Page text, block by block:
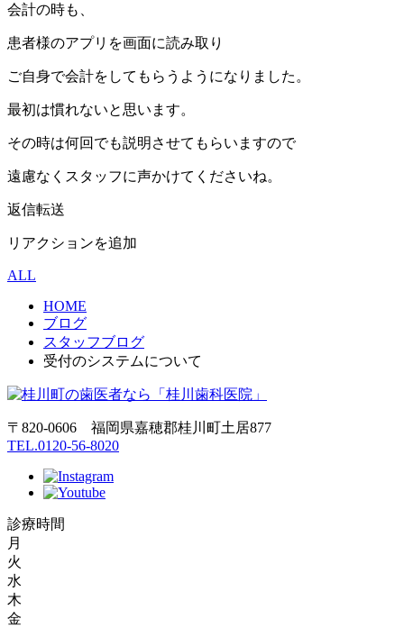
会計の時も、
患者様のアプリを画面に読み取り
ご自身で会計をしてもらうようになりました。
最初は慣れないと思います。
その時は何回でも説明させてもらいますので
遠慮なくスタッフに声かけてくださいね。
返信転送
リアクションを追加
ALL
HOME
ブログ
スタッフブログ
受付のシステムについて
〒820-0606 福岡県嘉穂郡桂川町土居877
TEL.0120-56-8020
診療時間
月
火
水
木
金